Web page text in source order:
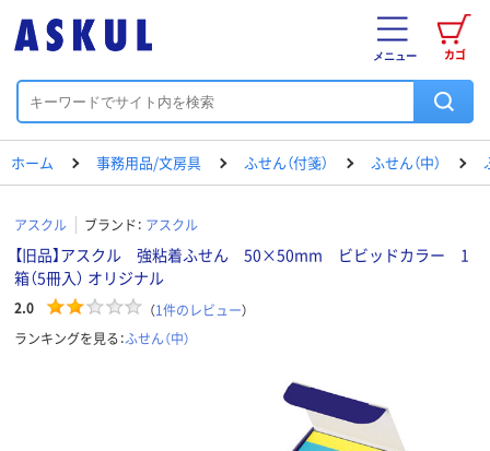
カゴ
メニュー
ホーム 事務用品/文房具 ふせん（付箋） ふせん（中）
アスクル ブランド： アスクル
【旧品】アスクル 強粘着ふせん 50×50mm ビビッドカラー 1
箱（5冊入） オリジナル
2.0 （1件のレビュー）
ランキングを見る：ふせん（中）